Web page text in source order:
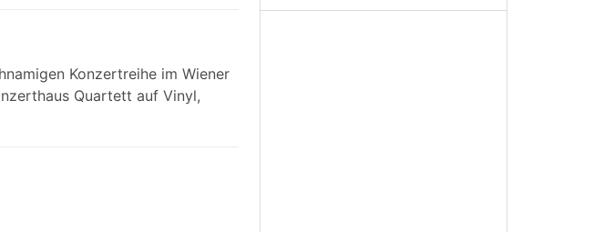
Konzertreihe im Wiener
Quartett auf Vinyl,